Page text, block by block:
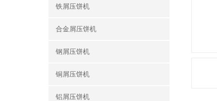
铁屑压饼机
合金屑压饼机
钢屑压饼机
铜屑压饼机
铝屑压饼机